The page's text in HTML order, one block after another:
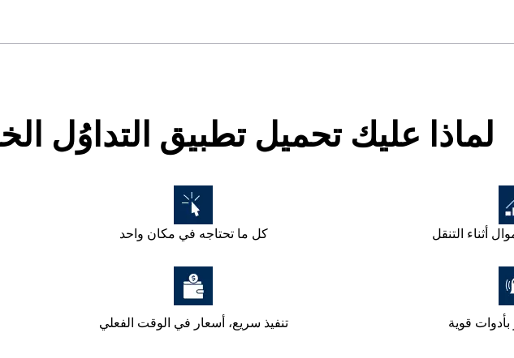
لماذا عليك تحميل تطبيق التداوُل
أثناء التنقل كل ما تحتاجه في مكان واحد
قوية تنفيذ سريع، أسعار في الوقت الفعلي